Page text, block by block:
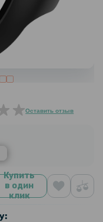
Оставить отзыв
Купить
в один
клик